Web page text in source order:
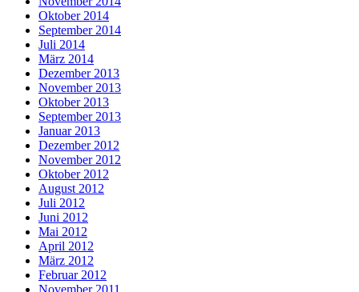
Oktober 2014
September 2014
Juli 2014
März 2014
Dezember 2013
November 2013
Oktober 2013
September 2013
Januar 2013
Dezember 2012
November 2012
Oktober 2012
August 2012
Juli 2012
Juni 2012
Mai 2012
April 2012
März 2012
Februar 2012